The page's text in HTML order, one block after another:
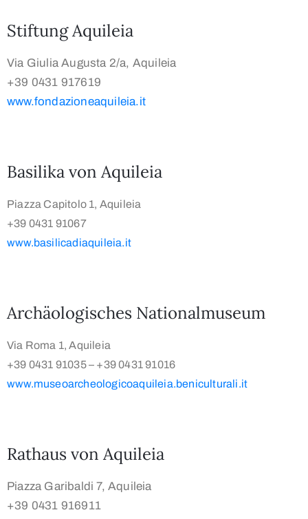
Stiftung Aquileia
Via Giulia Augusta 2/a, Aquileia
+39 0431 917619
www.fondazioneaquileia.it
Basilika von Aquileia
Piazza Capitolo 1, Aquileia
+39 0431 91067
www.basilicadiaquileia.it
Archäologisches Nationalmuseum
Via Roma 1, Aquileia
+39 0431 91035 – +39 0431 91016
www.museoarcheologicoaquileia.beniculturali.it
Rathaus von Aquileia
Piazza Garibaldi 7, Aquileia
+39 0431 916911